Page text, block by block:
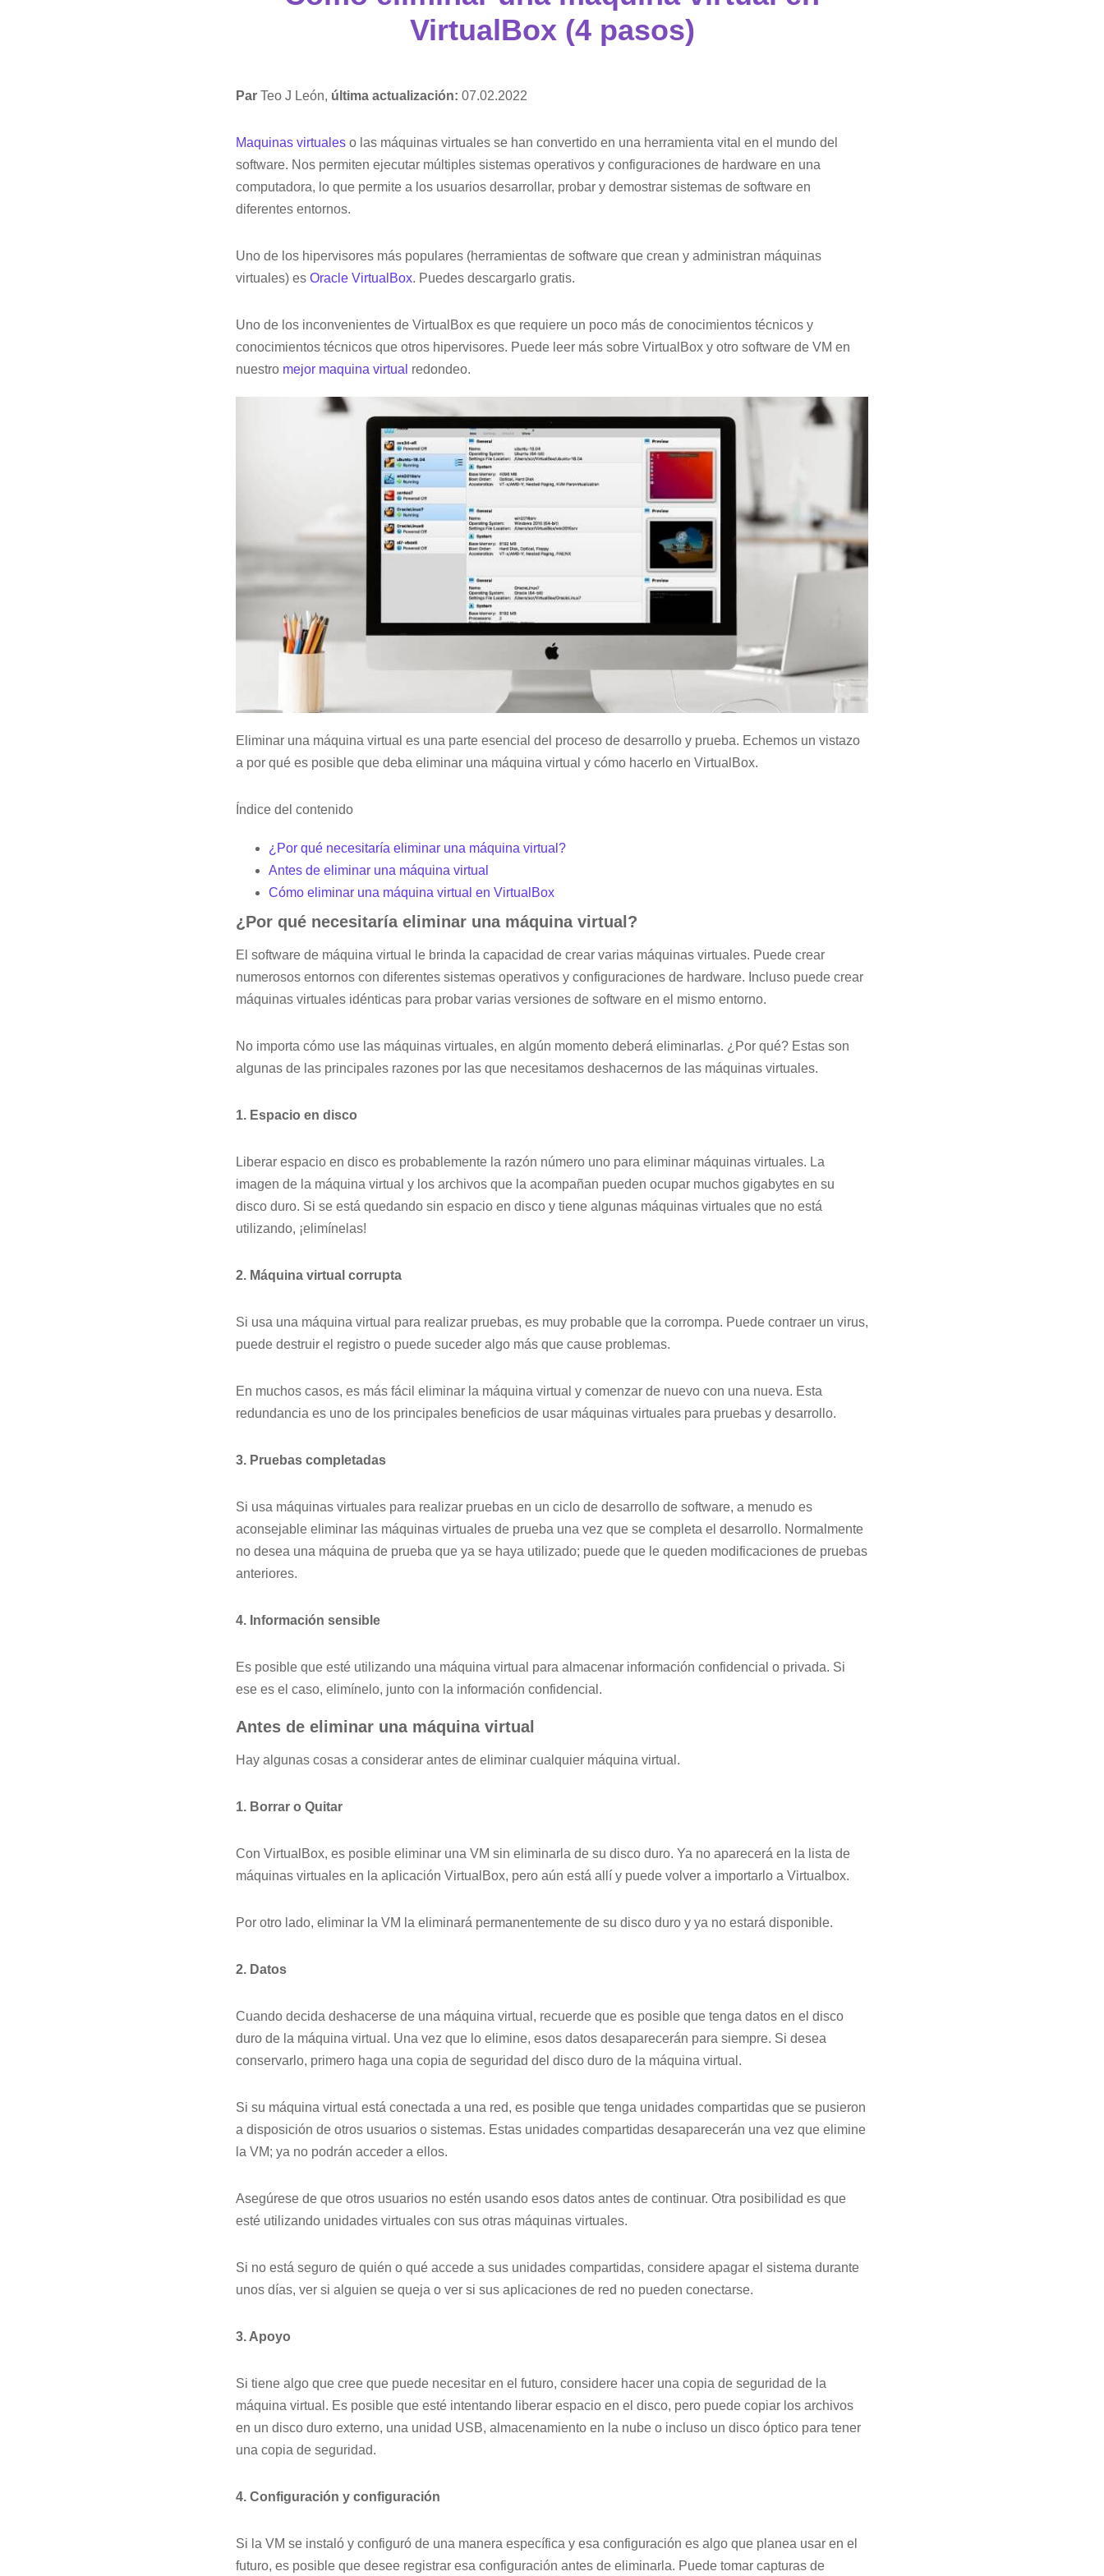
VirtualBox (4 pasos)
Par Teo J León, última actualización: 07.02.2022
Maquinas virtuales o las máquinas virtuales se han convertido en una herramienta vital en el mundo del
software. Nos permiten ejecutar múltiples sistemas operativos y configuraciones de hardware en una
computadora, lo que permite a los usuarios desarrollar, probar y demostrar sistemas de software en
diferentes entornos.
Uno de los hipervisores más populares (herramientas de software que crean y administran máquinas
virtuales) es Oracle VirtualBox. Puedes descargarlo gratis.
Uno de los inconvenientes de VirtualBox es que requiere un poco más de conocimientos técnicos y
conocimientos técnicos que otros hipervisores. Puede leer más sobre VirtualBox y otro software de VM en
nuestro mejor maquina virtual redondeo.
Eliminar una máquina virtual es una parte esencial del proceso de desarrollo y prueba. Echemos un vistazo
a por qué es posible que deba eliminar una máquina virtual y cómo hacerlo en VirtualBox.
Índice del contenido
¿Por qué necesitaría eliminar una máquina virtual?
Antes de eliminar una máquina virtual
Cómo eliminar una máquina virtual en VirtualBox
¿Por qué necesitaría eliminar una máquina virtual?
El software de máquina virtual le brinda la capacidad de crear varias máquinas virtuales. Puede crear
numerosos entornos con diferentes sistemas operativos y configuraciones de hardware. Incluso puede crear
máquinas virtuales idénticas para probar varias versiones de software en el mismo entorno.
No importa cómo use las máquinas virtuales, en algún momento deberá eliminarlas. ¿Por qué? Estas son
algunas de las principales razones por las que necesitamos deshacernos de las máquinas virtuales.
1. Espacio en disco
Liberar espacio en disco es probablemente la razón número uno para eliminar máquinas virtuales. La
imagen de la máquina virtual y los archivos que la acompañan pueden ocupar muchos gigabytes en su
disco duro. Si se está quedando sin espacio en disco y tiene algunas máquinas virtuales que no está
utilizando, ¡elimínelas!
2. Máquina virtual corrupta
Si usa una máquina virtual para realizar pruebas, es muy probable que la corrompa. Puede contraer un virus,
puede destruir el registro o puede suceder algo más que cause problemas.
En muchos casos, es más fácil eliminar la máquina virtual y comenzar de nuevo con una nueva. Esta
redundancia es uno de los principales beneficios de usar máquinas virtuales para pruebas y desarrollo.
3. Pruebas completadas
Si usa máquinas virtuales para realizar pruebas en un ciclo de desarrollo de software, a menudo es
aconsejable eliminar las máquinas virtuales de prueba una vez que se completa el desarrollo. Normalmente
no desea una máquina de prueba que ya se haya utilizado; puede que le queden modificaciones de pruebas
anteriores.
4. Información sensible
Es posible que esté utilizando una máquina virtual para almacenar información confidencial o privada. Si
ese es el caso, elimínelo, junto con la información confidencial.
Antes de eliminar una máquina virtual
Hay algunas cosas a considerar antes de eliminar cualquier máquina virtual.
1. Borrar o Quitar
Con VirtualBox, es posible eliminar una VM sin eliminarla de su disco duro. Ya no aparecerá en la lista de
máquinas virtuales en la aplicación VirtualBox, pero aún está allí y puede volver a importarlo a Virtualbox.
Por otro lado, eliminar la VM la eliminará permanentemente de su disco duro y ya no estará disponible.
2. Datos
Cuando decida deshacerse de una máquina virtual, recuerde que es posible que tenga datos en el disco
duro de la máquina virtual. Una vez que lo elimine, esos datos desaparecerán para siempre. Si desea
conservarlo, primero haga una copia de seguridad del disco duro de la máquina virtual.
Si su máquina virtual está conectada a una red, es posible que tenga unidades compartidas que se pusieron
a disposición de otros usuarios o sistemas. Estas unidades compartidas desaparecerán una vez que elimine
la VM; ya no podrán acceder a ellos.
Asegúrese de que otros usuarios no estén usando esos datos antes de continuar. Otra posibilidad es que
esté utilizando unidades virtuales con sus otras máquinas virtuales.
Si no está seguro de quién o qué accede a sus unidades compartidas, considere apagar el sistema durante
unos días, ver si alguien se queja o ver si sus aplicaciones de red no pueden conectarse.
3. Apoyo
Si tiene algo que cree que puede necesitar en el futuro, considere hacer una copia de seguridad de la
máquina virtual. Es posible que esté intentando liberar espacio en el disco, pero puede copiar los archivos
en un disco duro externo, una unidad USB, almacenamiento en la nube o incluso un disco óptico para tener
una copia de seguridad.
4. Configuración y configuración
Si la VM se instaló y configuró de una manera específica y esa configuración es algo que planea usar en el
futuro, es posible que desee registrar esa configuración antes de eliminarla. Puede tomar capturas de